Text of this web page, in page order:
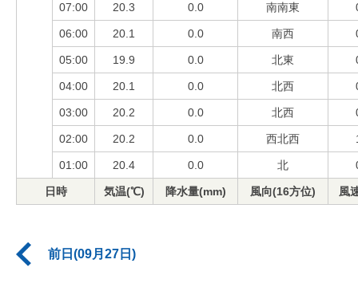
07:00 20.3 0.0 南南東
06:00 20.1 0.0 南西
05:00 19.9 0.0 北東
04:00 20.1 0.0 北西
03:00 20.2 0.0 北西
02:00 20.2 0.0 西北西
01:00 20.4 0.0 北
日時 気温(℃) 降水量(mm) 風向(16方位) 風
前日(09月27日)